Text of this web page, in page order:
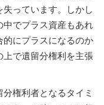
っています。しかし
中でプラス資産もあれ
的にプラスになるのか
上で遺留分権利を主張
権利者となるタイミ